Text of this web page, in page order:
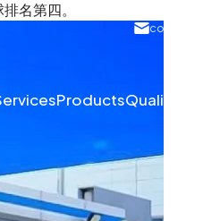
ProductsQuality
名第四。